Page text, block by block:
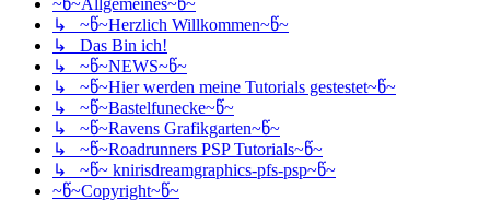
↳ ~წ~Herzlich Willkommen~წ~
↳ Das Bin ich!
↳ ~წ~NEWS~წ~
↳ ~წ~Hier werden meine Tutorials gestestet~წ~
↳ ~წ~Bastelfunecke~წ~
↳ ~წ~Ravens Grafikgarten~წ~
↳ ~წ~Roadrunners PSP Tutorials~წ~
↳ ~წ~ knirisdreamgraphics-pfs-psp~წ~
~წ~Copyright~წ~